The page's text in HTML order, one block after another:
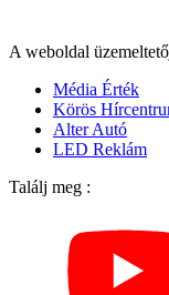
A weboldal
Média Érték
Körös
Alter Autó
LED Reklám
Találj meg :